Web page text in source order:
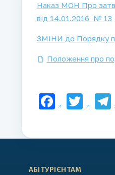
Наказ МОН Про
від 14.01.2016 № 13
ЗМІНИ до Порядку
Положення про
АБІТУРІЄНТАМ